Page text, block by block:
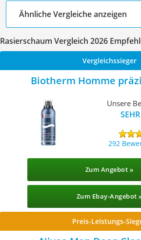
Ähnliche Vergleiche anzeigen
Rasierschaum Vergleich 2026
Vergleichssieger
Biotherm Homme
Unsere
292
Zum Angebot »
Zum Ebay-Angebot
Preis-Leistungs-